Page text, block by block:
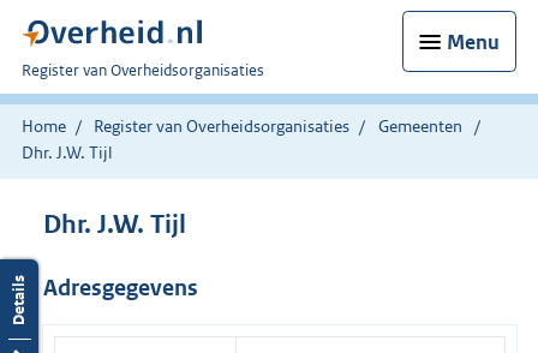
Menu
U
bent
nu
hier:
Register van Overheidsorganisaties
Home Register van Overheidsorganisaties
Gemeenten
Dhr. J.W. Tijl
Dhr. J.W. Tijl
Adresgegevens